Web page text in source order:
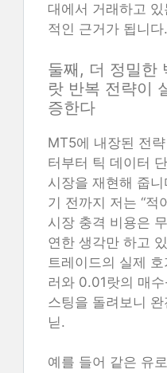
대에서 거래하고 있
적인 근거가 됩니다.
둘째, 더 정밀한
랏 반복 전략이
증한다
MT5에 내장된 전
터부터 틱 데이터
시장을 재현해 줍
기 전까지 저는 “적
시장 충격 비용은
연한 생각만 하고
트레이드의 실제
러와 0.01랏의 매
스팅을 돌려보니
닏.
예를 들어 같은 유